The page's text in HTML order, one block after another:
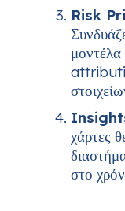
Risk
χάρτες
στο